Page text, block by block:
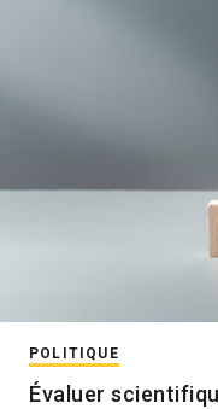
POLITIQUE
Évaluer